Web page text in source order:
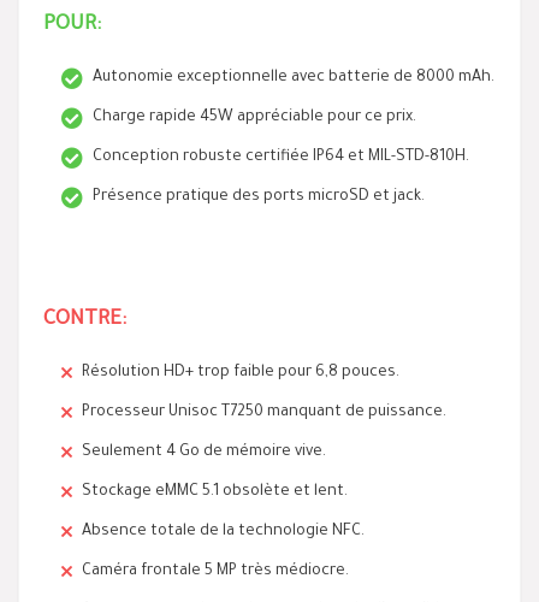
POUR:
Autonomie exceptionnelle avec batterie de 8000 mAh.
Charge rapide 45W appréciable pour ce prix.
Conception robuste certifiée IP64 et MIL-STD-810H.
Présence pratique des ports microSD et jack.
CONTRE:
Résolution HD+ trop faible pour 6,8 pouces.
Processeur Unisoc T7250 manquant de puissance.
Seulement 4 Go de mémoire vive.
Stockage eMMC 5.1 obsolète et lent.
Absence totale de la technologie NFC.
Caméra frontale 5 MP très médiocre.